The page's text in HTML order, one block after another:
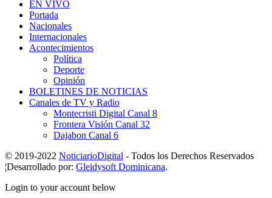
EN VIVO
Portada
Nacionales
Internacionales
Acontecimientos
Política
Deporte
Opinión
BOLETINES DE NOTICIAS
Canales de TV y Radio
Montecristi Digital Canal 8
Frontera Visión Canal 32
Dajabon Canal 6
© 2019-2022 NoticiarioDigital - Todos los Derechos Reservados
¦Desarrollado por: Gleidysoft Dominicana.
Login to your account below